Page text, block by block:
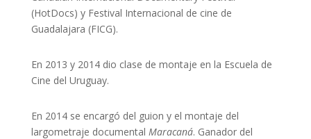
(HotDocs) y Festival Internacional de cine de
Guadalajara (FICG).
En 2013 y 2014 dio clase de montaje en la Escuela de
Cine del Uruguay.
En 2014 se encargó del guion y el montaje del
largometraje documental Maracaná. Ganador del